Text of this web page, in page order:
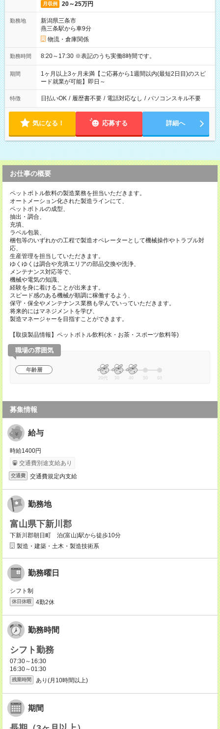
月収例 20～25万円
勤務地
新潟県三条市
燕三条駅から車9分
物流・倉庫関係
勤務時間 8:20～17:30 ※表記のうち実働8時間です。
期間
1ヶ月以上3ヶ月未満【ご応募から1週間以内(最短2日目)のスピ
ード就業が可能】即日～
特徴 日払いOK / 履歴書不要 / 電話対応なし / パソコンスキル不要
気になる！ 応募する 詳細へ
お仕事の概要
ペットボトル飲料の製造業務を担当いただきます。
オートメーション化された製造ラインにて、
ペットボトルの成型、
抽出・調合、
充填、
ラベル包装、
梱包等のいずれかの工程で製造オペレーターとして機械操作やトラブル対
応、
生産管理を担当していただきます。
ゆくゆくは調合や充填エリアの部品交換や洗浄、
メンテナンス対応等で、
機械や電気の知識、
経験を身に着けることが出来ます。
スピード感のある機械が順調に稼働するよう、
保守・保全やメンテナンス業務も学んでいっていただきます。
将来的にはマネジメントを学び、
製造マネージャーを目指すことができます。
【取扱製品情報】ペットボトル飲料(水・お茶・スポーツ飲料等)
職場の雰囲気
年齢層
20代 30 40 50 60
募集情報
給与
時給1400円
交通費別途支給あり
交通費 交通費規定内支給
勤務地
富山県下新川郡
下新川郡朝日町 泊(富山)駅から徒歩10分
製造・建築・土木・製造技術系
勤務曜日
シフト制
休日休暇 4勤2休
勤務時間
シフト勤務
07:30～16:30
16:30～01:30
残業時間 あり(月10時間以上)
期間